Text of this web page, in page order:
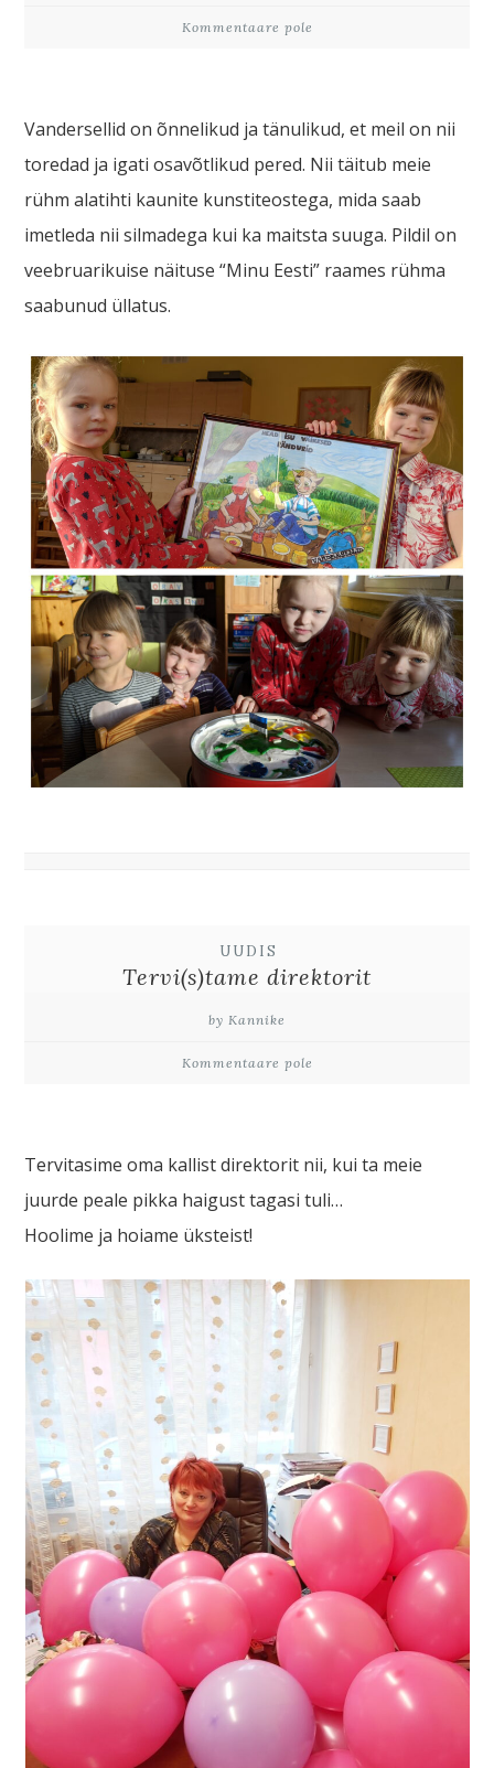
Kommentaare pole
Vandersellid on õnnelikud ja tänulikud, et meil on nii
toredad ja igati osavõtlikud pered. Nii täitub meie
rühm alatihti kaunite kunstiteostega, mida saab
imetleda nii silmadega kui ka maitsta suuga. Pildil on
veebruarikuise näituse “Minu Eesti” raames rühma
saabunud üllatus.
UUDIS
Tervi(s)tame direktorit
by Kannike
Kommentaare pole
Tervitasime oma kallist direktorit nii, kui ta meie
juurde peale pikka haigust tagasi tuli…
Hoolime ja hoiame üksteist!